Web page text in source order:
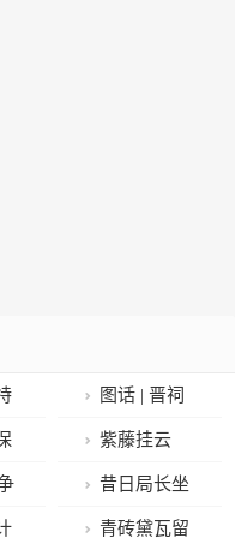
图话 | 晋祠
胜境 春色正好
紫藤挂云
木，香风更留
人
昔日局长坐
上被告席！33
青砖黛瓦留